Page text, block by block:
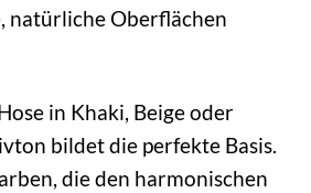
natürliche Oberflächen
in Khaki, Beige oder
bildet die perfekte Basis.
die den harmonischen